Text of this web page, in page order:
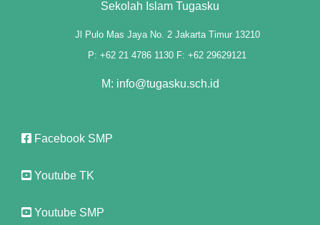
giriş
Sekolah Islam Tugasku
Jl Pulo Mas Jaya No. 2 Jakarta Timur 13210
P: +62 21 4786 1130 F: +62 29629121
M: info@tugasku.sch.id
Facebook SMP
Youtube TK
Youtube SMP